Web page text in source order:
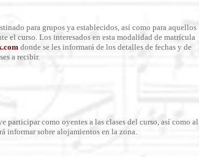
para grupos ya establecidos, así como para aquellos
el curso. Los interesados en esta modalidad de matrícula
donde se les informará de los detalles de fechas y de
a recibir.
como oyentes a las clases del curso, así como al
informar sobre alojamientos en la zona.